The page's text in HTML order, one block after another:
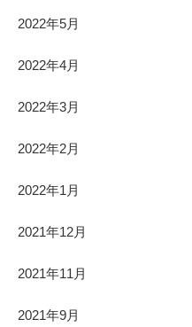
2022年5月
2022年4月
2022年3月
2022年2月
2022年1月
2021年12月
2021年11月
2021年9月